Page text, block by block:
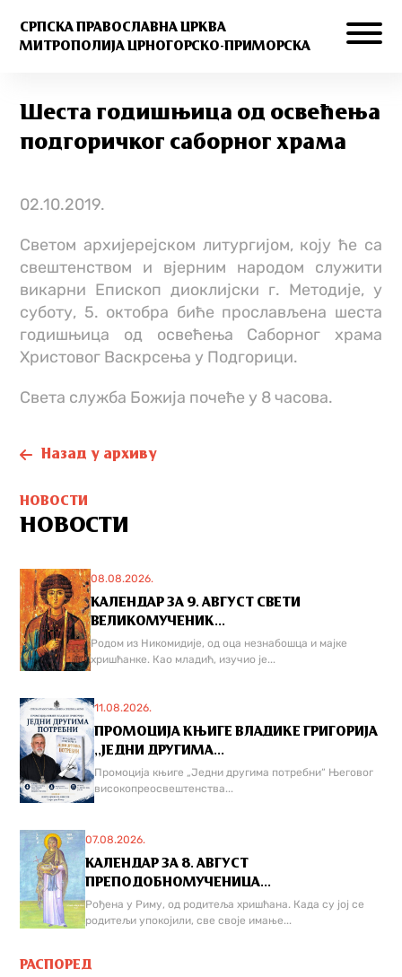
СРПСКА ПРАВОСЛАВНА ЦРКВА
МИТРОПОЛИЈА ЦРНОГОРСКО-ПРИМОРСКА
Шеста годишњица од освећења
подгоричког саборног храма
02.10.2019.
Светом архијерејском литургијом, коју ће са
свештенством и вјерним народом служити
викарни Епископ диоклијски г. Методије, у
суботу, 5. октобра биће прослављена шеста
годишњица од освећења Саборног храма
Христовог Васкрсења у Подгорици.
Света служба Божија почеће у 8 часова.
Назад у архиву
НОВОСТИ
НОВОСТИ
08.08.2026.
КАЛЕНДАР ЗА 9. АВГУСТ СВЕТИ
ВЕЛИКОМУЧЕНИК...
Родом из Никомидије, од оца незнабошца и мајке
хришћанке. Као младић, изучио је...
11.08.2026.
ПРОМОЦИЈА КЊИГЕ ВЛАДИКЕ ГРИГОРИЈА
,,ЈЕДНИ ДРУГИМА...
Промоција књиге „Једни другима потребни“ Његовог
високопреосвештенства...
07.08.2026.
КАЛЕНДАР ЗА 8. АВГУСТ
ПРЕПОДОБНОМУЧЕНИЦА...
Рођена у Риму, од родитеља хришћана. Када су јој се
родитељи упокојили, све своје имање...
РАСПОРЕД